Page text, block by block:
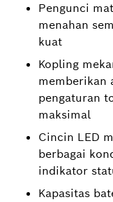
Pengunci
menahan
kuat
Kopling
memberikan
pengaturan
maksimal
Cincin LED
berbagai
indikator
Kapasitas